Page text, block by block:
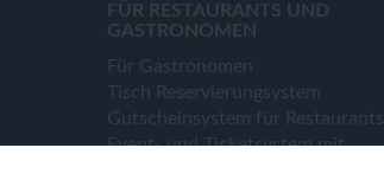
FÜR RESTAURANTS UND
GASTRONOMEN
Für Gastronomen
Tisch Reservierungsystem
Gutscheinsystem für Restaurants
Event- und Ticketsystem mit